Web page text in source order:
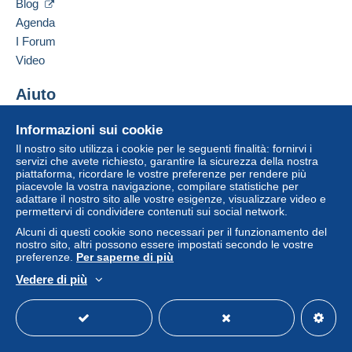
venditore all'acquirente. Un acquisto non pagato
dell'acquirente.
clausole relative al pagamento, queste sono da
considerarsi nulle e non dovute. Le condizioni di
pagamento del sito Delcampe, definite nelle
Gli acquisti devono essere pagati entro14 giorni
dal ricevimento della richiesta di pagamento del
venditore.
A SEGUITO DELLA
SCELLERATA E MALDESTRA
DECISIONE PRESA DA POSTE
ITALIANE , A PARTIRE DAL 1
Informazioni sui cookie
Il nostro sito utilizza i cookie per le seguenti finalità: fornirvi i
servizi che avete richiesto, garantire la sicurezza della nostra
piattaforma, ricordare le vostre preferenze per rendere più
piacevole la vostra navigazione, compilare statistiche per
adattare il nostro sito alle vostre esigenze, visualizzare video e
permettervi di condividere contenuti sui social network.
Alcuni di questi cookie sono necessari per il funzionamento del
nostro sito, altri possono essere impostati secondo le vostre
preferenze. Per saperne di più
Vedere di più
Blog
Agenda
I Forum
Video
Aiuto
Acquistare su Delcampe
Vendere su Delcampe
Un sito sicuro